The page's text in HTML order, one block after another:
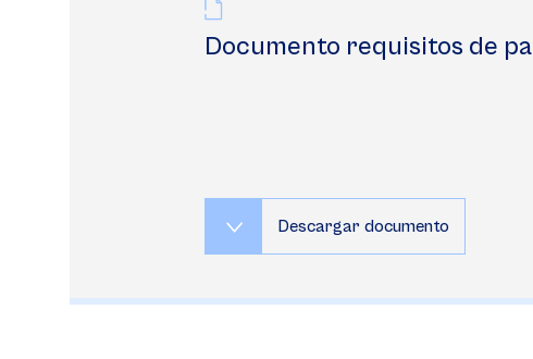
Documento requisitos de
Descargar documento